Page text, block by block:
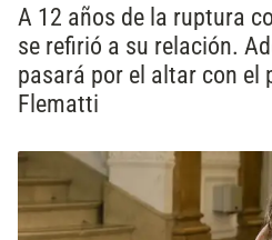
A 12 años de la ruptura
se refirió a su relación.
pasará por el altar con el
Flematti